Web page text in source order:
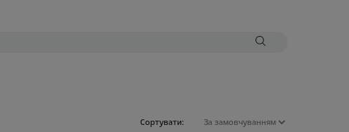
Сортувати: